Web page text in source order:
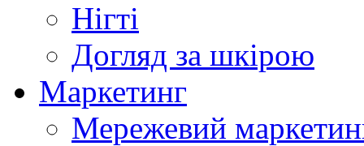
Нігті
Догляд за шкірою
Маркетинг
Мережевий